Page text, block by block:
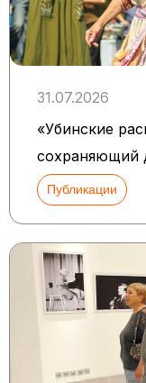
31.07.2026
«Убинские
сохраняющий
Публикации